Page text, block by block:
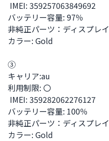
バッテリー容量: 97％
非純正パーツ：ディスプレイ
カラー: Gold
③
キャリア:au
利用制限: 〇
バッテリー容量: 100％
非純正パーツ：ディスプレイ
カラー: Gold